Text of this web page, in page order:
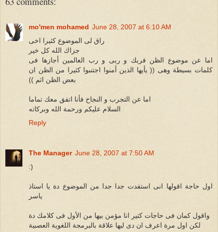
mo'men mohamed June 28, 2007 at 6:10 AM
راق لى الموضوع كثيرا اخى
جزاك الله كل خير
اما عن موضوع الظن فربك و ربى و رب العالمين أجازها فى
كلمات بسيطة وهى (( يأيها الذين أمنوا اجتنبوا كثيرا من الظن ان
بعض الظن اثم ))
اما عن التجرب و النجاح فأنا اتفق معك تماما
السلام عليكم ورحمة الله وبركاته
Reply
The Manager June 28, 2007 at 7:50 AM
:)
اول حاجة اقولها انى استفدت جدا جدا من الموضوع دة يا استاذ
ياسر
واقول كمان فى حاجات كتير انا مؤمن بيها من الأول فى كلامك دة
لكن اول مرة اعرف ان دى ليها علاقة بالبرمجة اللغوية العصبية